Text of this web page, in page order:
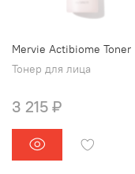
Mervie Actibiome Toner
Тонер для лица
3 215 ₽